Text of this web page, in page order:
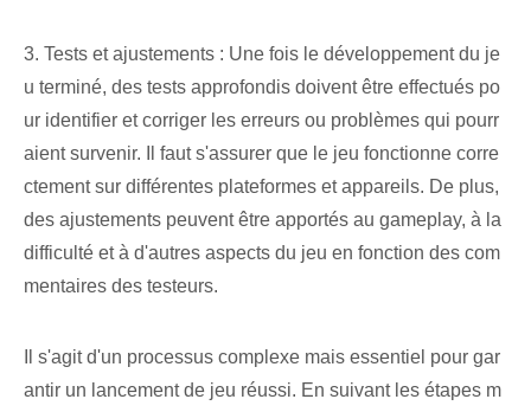
3. Tests et ajustements : Une fois le développement du je
u terminé, des tests approfondis doivent être effectués po
ur identifier et corriger les erreurs ou problèmes qui pourr
aient survenir. Il faut s'assurer que le jeu fonctionne corre
ctement sur différentes plateformes et appareils. De plus,
des ajustements peuvent être apportés au gameplay, à la
difficulté et à d'autres aspects du jeu en fonction des com
mentaires des testeurs.
Il s'agit d'un processus complexe mais essentiel pour gar
antir un lancement de jeu réussi. En suivant les étapes m